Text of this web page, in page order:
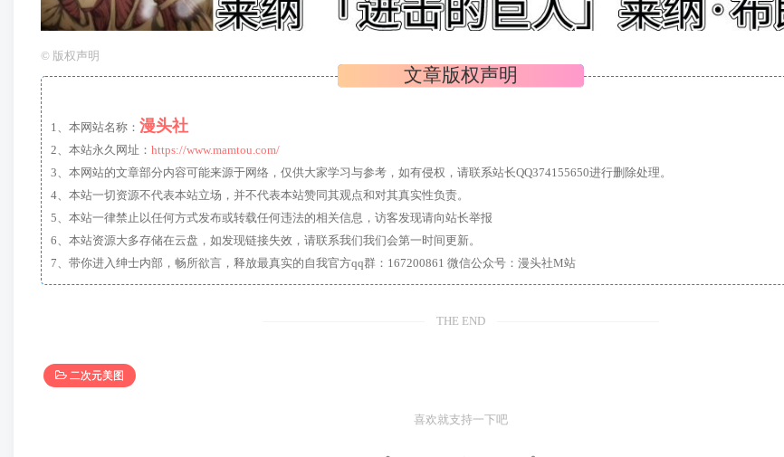
© 版权声明
文章版权声明
1、本网站名称： 漫头社
2、本站永久网址： https://www.mamtou.com/
3、本网站的文章部分内容可能来源于网络，仅供大家学习与参考，如有侵权，请联系站长QQ374155650进行删除处理。
4、本站一切资源不代表本站立场，并不代表本站赞同其观点和对其真实性负责。
5、本站一律禁止以任何方式发布或转载任何违法的相关信息，访客发现请向站长举报
6、本站资源大多存储在云盘，如发现链接失效，请联系我们我们会第一时间更新。
7、带你进入绅士内部，畅所欲言，释放最真实的自我官方qq群：167200861 微信公众号：漫头社M站
THE END
二次元美图
喜欢就支持一下吧